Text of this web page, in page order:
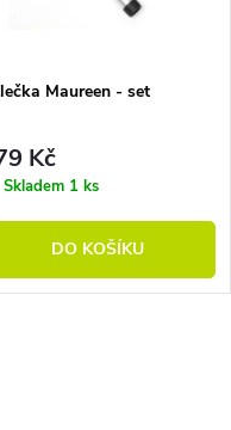
Maureen - set
Kč
Skladem 1 ks
DO KOŠÍKU